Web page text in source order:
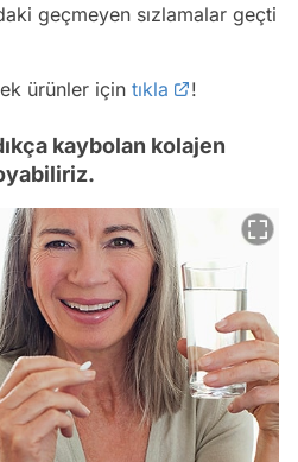
geçmeyen sızlamalar geçti
ürünler için tıkla !
kaybolan kolajen